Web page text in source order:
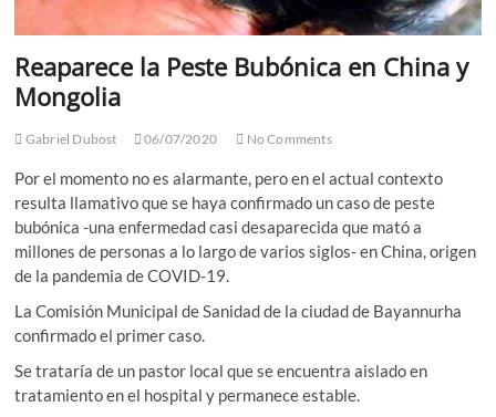
Reaparece la Peste Bubónica en China y
Mongolia
Gabriel Dubost 06/07/2020 No Comments
Por el momento no es alarmante, pero en el actual contexto
resulta llamativo que se haya confirmado un caso de peste
bubónica -una enfermedad casi desaparecida que mató a
millones de personas a lo largo de varios siglos- en China, origen
de la pandemia de COVID-19.
La Comisión Municipal de Sanidad de la ciudad de Bayannurha
confirmado el primer caso.
Se trataría de un pastor local que se encuentra aislado en
tratamiento en el hospital y permanece estable.